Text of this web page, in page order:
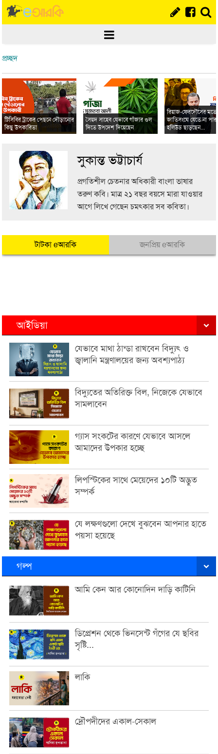
প্রচ্ছদ
টিসিবির ট্রাকের পেছনে দৌড়ানোর
কিছু উপকারিতা
সৈয়দ সাহেব যেভাবে গাঁজার গুল
দিতে উপদেশ দিয়েছেন
রিয়াজ-ফেরদৌসের মতো
জাতিসংঘে যেতে না
হলিউড ছাড়ছেন...
সুকান্ত ভট্টাচার্য
প্রগতিশীল চেতনার অধিকারী বাংলা ভাষার
তরুণ কবি। মাত্র ২১ বছর বয়সে মারা যাওয়ার
আগে লিখে গেছেন চমৎকার সব কবিতা।
জনপ্রিয় eআরকি
টাটকা eআরকি
আইডিয়া
যেভাবে মাথা ঠান্ডা রাখবেন বিদ্যুৎ ও
জ্বালানি মন্ত্রণালয়ের জন্য অবশ্যপাঠ্য
বিদ্যুতের অতিরিক্ত বিল, নিজেকে যেভাবে
সামলাবেন
গ্যাস সংকটের কারণে যেভাবে আসলে
আমাদের উপকার হচ্ছে
লিপস্টিকের সাথে মেয়েদের ১০টি অদ্ভুত
সম্পর্ক
যে লক্ষণগুলো দেখে বুঝবেন আপনার হাতে
পয়সা হয়েছে
গল্প
আমি কেন আর কোনোদিন দাড়ি কাটিনি
ডিপ্রেশন থেকে ভিনসেন্ট গঁগের যে ছবির
সৃষ্টি...
লাকি
দ্রৌপদীদের একাল-সেকাল